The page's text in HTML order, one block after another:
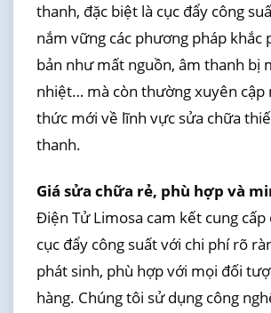
thanh, đặc biệt là cục đẩy công
nắm vững các phương pháp khắc
bản như mất nguồn, âm thanh bị
nhiệt… mà còn thường xuyên cập
thức mới về lĩnh vực sửa chữa
thanh.
Giá sửa chữa rẻ, phù hợp và
Điện Tử Limosa cam kết cung cấp
cục đẩy công suất với chi phí rõ
phát sinh, phù hợp với mọi đối
hàng. Chúng tôi sử dụng công